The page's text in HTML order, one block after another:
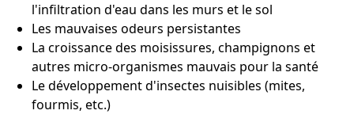
l'infiltration d'eau dans les murs et le sol
Les mauvaises odeurs persistantes
La croissance des moisissures, champignons et
autres micro-organismes mauvais pour la santé
Le développement d'insectes nuisibles (mites,
fourmis, etc.)